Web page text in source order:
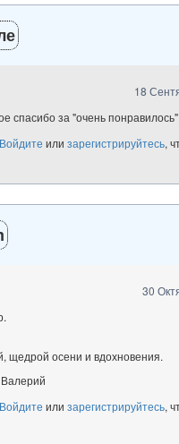
18
спасибо за "очень понравилось".
Войдите или зарегистрируйтесь,
30
щедрой осени и вдохновения.
Войдите или зарегистрируйтесь,